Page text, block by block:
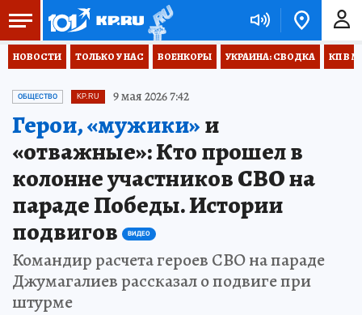
НОВОСТИ ТОЛЬКО У НАС ВОЕНКОРЫ УКРАИНА: СВОДКА КП В
ОБЩЕСТВО KP.RU 9 мая 2026 7:42
Герои, «мужики»и
«отважные»: Кто прошел в
колонне участников СВО на
параде Победы. Истории
подвигов
ВИДЕО
Командир расчета героев СВО на параде
Джумагалиев рассказал о подвиге при
штурме